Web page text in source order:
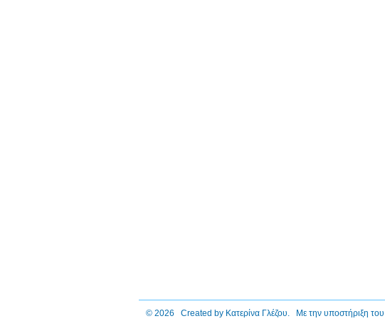
© 2026 Created by Κατερίνα Γλέζου . Με την υποστήριξη του